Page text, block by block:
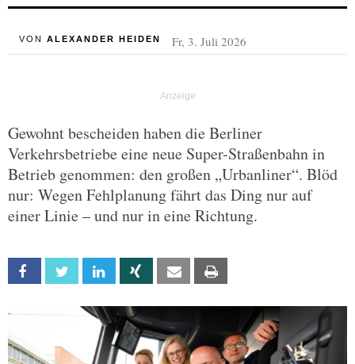
VON ALEXANDER HEIDEN Fr, 3. Juli 2026
Gewohnt bescheiden haben die Berliner
Verkehrsbetriebe eine neue Super-Straßenbahn in
Betrieb genommen: den großen „Urbanliner“. Blöd
nur: Wegen Fehlplanung fährt das Ding nur auf
einer Linie – und nur in eine Richtung.
Facebook Twitter Linkedin Xing Email